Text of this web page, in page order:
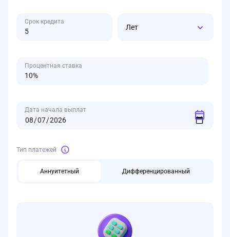
Срок кредита
Лет
Процентная ставка
Дата начала выплат
Тип платежей
Аннуитетный Дифференцированный